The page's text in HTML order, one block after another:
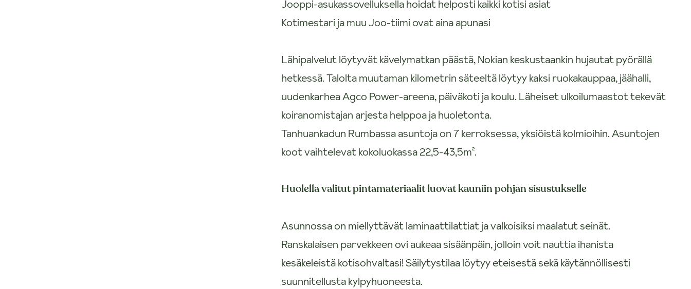
Jooppi-asukassovelluksella hoidat helposti kaikki kotisi asiat
Kotimestari ja muu Joo-tiimi ovat aina apunasi
Lähipalvelut löytyvät kävelymatkan päästä, Nokian keskustaankin hujautat pyörällä
hetkessä. Talolta muutaman kilometrin säteeltä löytyy kaksi ruokakauppaa, jäähalli,
uudenkarhea Agco Power-areena, päiväkoti ja koulu. Läheiset ulkoilumaastot tekevät
koiranomistajan arjesta helppoa ja huoletonta.
Tanhuankadun Rumbassa asuntoja on 7 kerroksessa, yksiöistä kolmioihin. Asuntojen
koot vaihtelevat kokoluokassa 22,5-43,5m².
Huolella valitut pintamateriaalit luovat kauniin pohjan sisustukselle
Asunnossa on miellyttävät laminaattilattiat ja valkoisiksi maalatut seinät.
Ranskalaisen parvekkeen ovi aukeaa sisäänpäin, jolloin voit nauttia ihanista
kesäkeleistä kotisohvaltasi! Säilytystilaa löytyy eteisestä sekä käytännöllisesti
suunnitellusta kylpyhuoneesta.